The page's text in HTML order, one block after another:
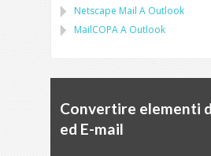
Netscape Mail A Outlook
MailCOPAA Outlook
Convertire elementi
ed E-mail